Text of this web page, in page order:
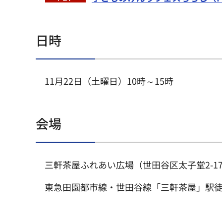
日時
11月22日（土曜日）10時～15時
会場
三軒茶屋ふれあい広場（世田谷区太子堂2-17
東急田園都市線・世田谷線「三軒茶屋」駅